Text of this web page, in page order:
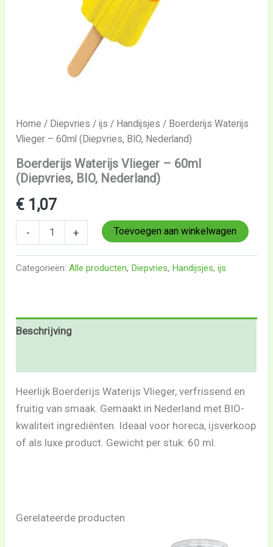
Home / Diepvries /ijs / Handijsjes / Boerderijs Waterijs
Vlieger – 60ml (Diepvries, BIO, Nederland)
Boerderijs Waterijs Vlieger – 60ml
(Diepvries, BIO, Nederland)
€ 1,07
- + Toevoegen aan winkelwagen
Categorieën:Alle producten, Diepvries, Handijsjes,ijs
Beschrijving
Heerlijk Boerderijs Waterijs Vlieger, verfrissend en
fruitig van smaak. Gemaakt in Nederland met BIO-
kwaliteit ingrediënten. Ideaal voor horeca, ijsverkoop
of als luxe product. Gewicht per stuk: 60 ml.
Gerelateerde producten